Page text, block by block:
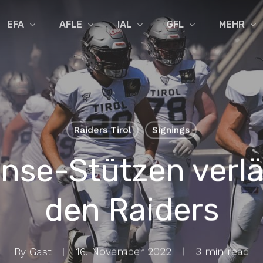
EFA AFLE IAL GFL MEHR
Raiders Tirol Signings
Stützen
den Raiders
By Gast 16. November 2022 3 min read